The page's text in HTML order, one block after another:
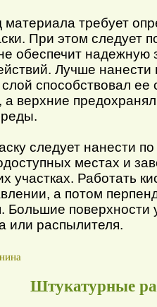
требует
При этом следует
обеспечит надежную
Лучше нанести
способствовал ее
а верхние
следует нанести по
местах и
участках. Работать
а потом
Большие поверхности
или распылителя.
Штукатурные